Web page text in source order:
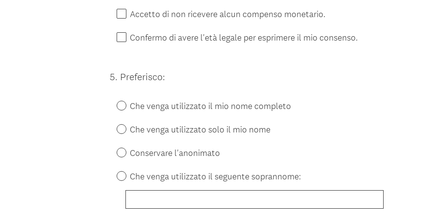
Accetto di non ricevere alcun compenso monetario.
Confermo di avere l'età legale per esprimere il mio consenso.
Question
5. Preferisco:
Che venga utilizzato il mio nome completo
Che venga utilizzato solo il mio nome
Conservare l'anonimato
Che venga utilizzato il seguente soprannome: